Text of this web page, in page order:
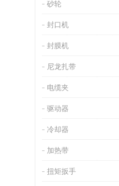
砂轮
封口机
封膜机
尼龙扎带
电缆夹
驱动器
冷却器
加热带
扭矩扳手